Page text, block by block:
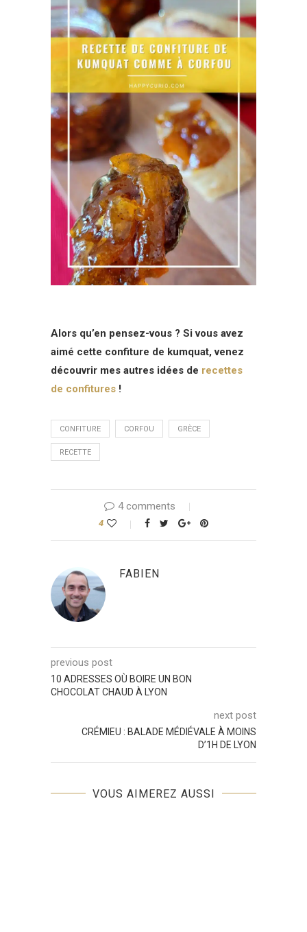
Alors qu’en pensez-vous ? Si vous avez
aimé cette confiture de kumquat, venez
découvrir mes autres idées de recettes
de confitures !
CONFITURE CORFOU GRÈCE
RECETTE
4 comments
4
FABIEN
previous post
10 ADRESSES OÙ BOIRE UN BON
CHOCOLAT CHAUD À LYON
next post
CRÉMIEU : BALADE MÉDIÉVALE À MOINS
D’1H DE LYON
VOUS AIMEREZ AUSSI